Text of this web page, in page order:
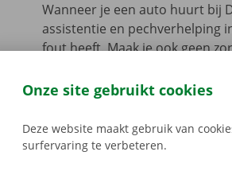
Wanneer je een auto huurt bij
assistentie en pechverhelping
fout heeft. Maak je ook geen
persoonlijke service: daar
Onze site gebruikt cookies
Deze website maakt gebruik van
surfervaring te verbeteren.